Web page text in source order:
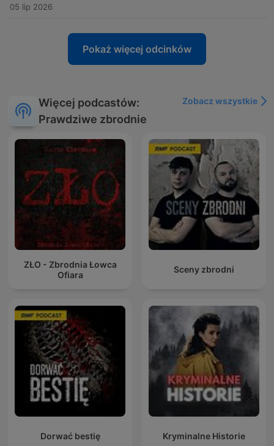
05 lip 2026
Pokaż więcej odcinków
Więcej podcastów:
Prawdziwe zbrodnie
Zobacz wszystkie
ZŁO - Zbrodnia Łowca
Ofiara
Sceny zbrodni
Dorwać bestię Kryminalne Historie